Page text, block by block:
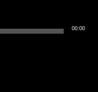
00:00